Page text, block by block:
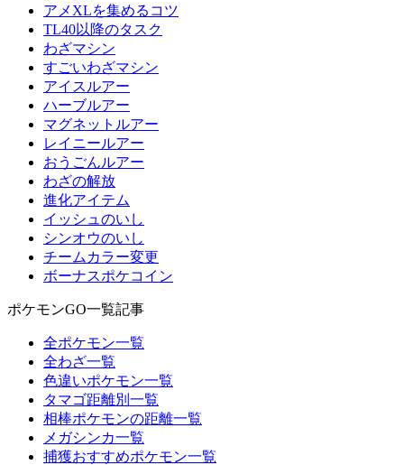
アメXLを集めるコツ
TL40以降のタスク
わざマシン
すごいわざマシン
アイスルアー
ハーブルアー
マグネットルアー
レイニールアー
おうごんルアー
わざの解放
進化アイテム
イッシュのいし
シンオウのいし
チームカラー変更
ボーナスポケコイン
ポケモンGO一覧記事
全ポケモン一覧
全わざ一覧
色違いポケモン一覧
タマゴ距離別一覧
相棒ポケモンの距離一覧
メガシンカ一覧
捕獲おすすめポケモン一覧